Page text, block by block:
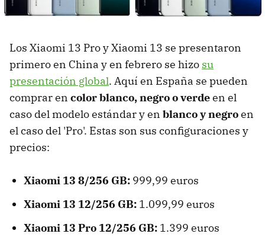
Los Xiaomi 13 Pro y Xiaomi 13 se presentaron
primero en China y en febrero se hizo su
presentación global. Aquí en España se pueden
comprar en color blanco, negro o verdeen el
caso del modelo estándar y en blanco y negroen
el caso del 'Pro'. Estas son sus configuraciones y
precios:
Xiaomi 13 8/256 GB: 999,99 euros
Xiaomi 13 12/256 GB: 1.099,99 euros
Xiaomi 13 Pro 12/256 GB: 1.399 euros